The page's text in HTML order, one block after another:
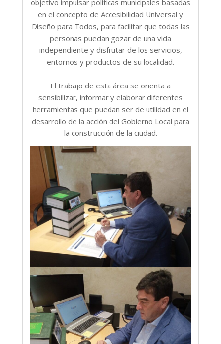
objetivo impulsar políticas municipales basadas
en el concepto de Accesibilidad Universal y
Diseño para Todos, para facilitar que todas las
personas puedan gozar de una vida
independiente y disfrutar de los servicios,
entornos y productos de su localidad.
El trabajo de esta área se orienta a
sensibilizar, informar y elaborar diferentes
herramientas que puedan ser de utilidad en el
desarrollo de la acción del Gobierno Local para
la construcción de la ciudad.